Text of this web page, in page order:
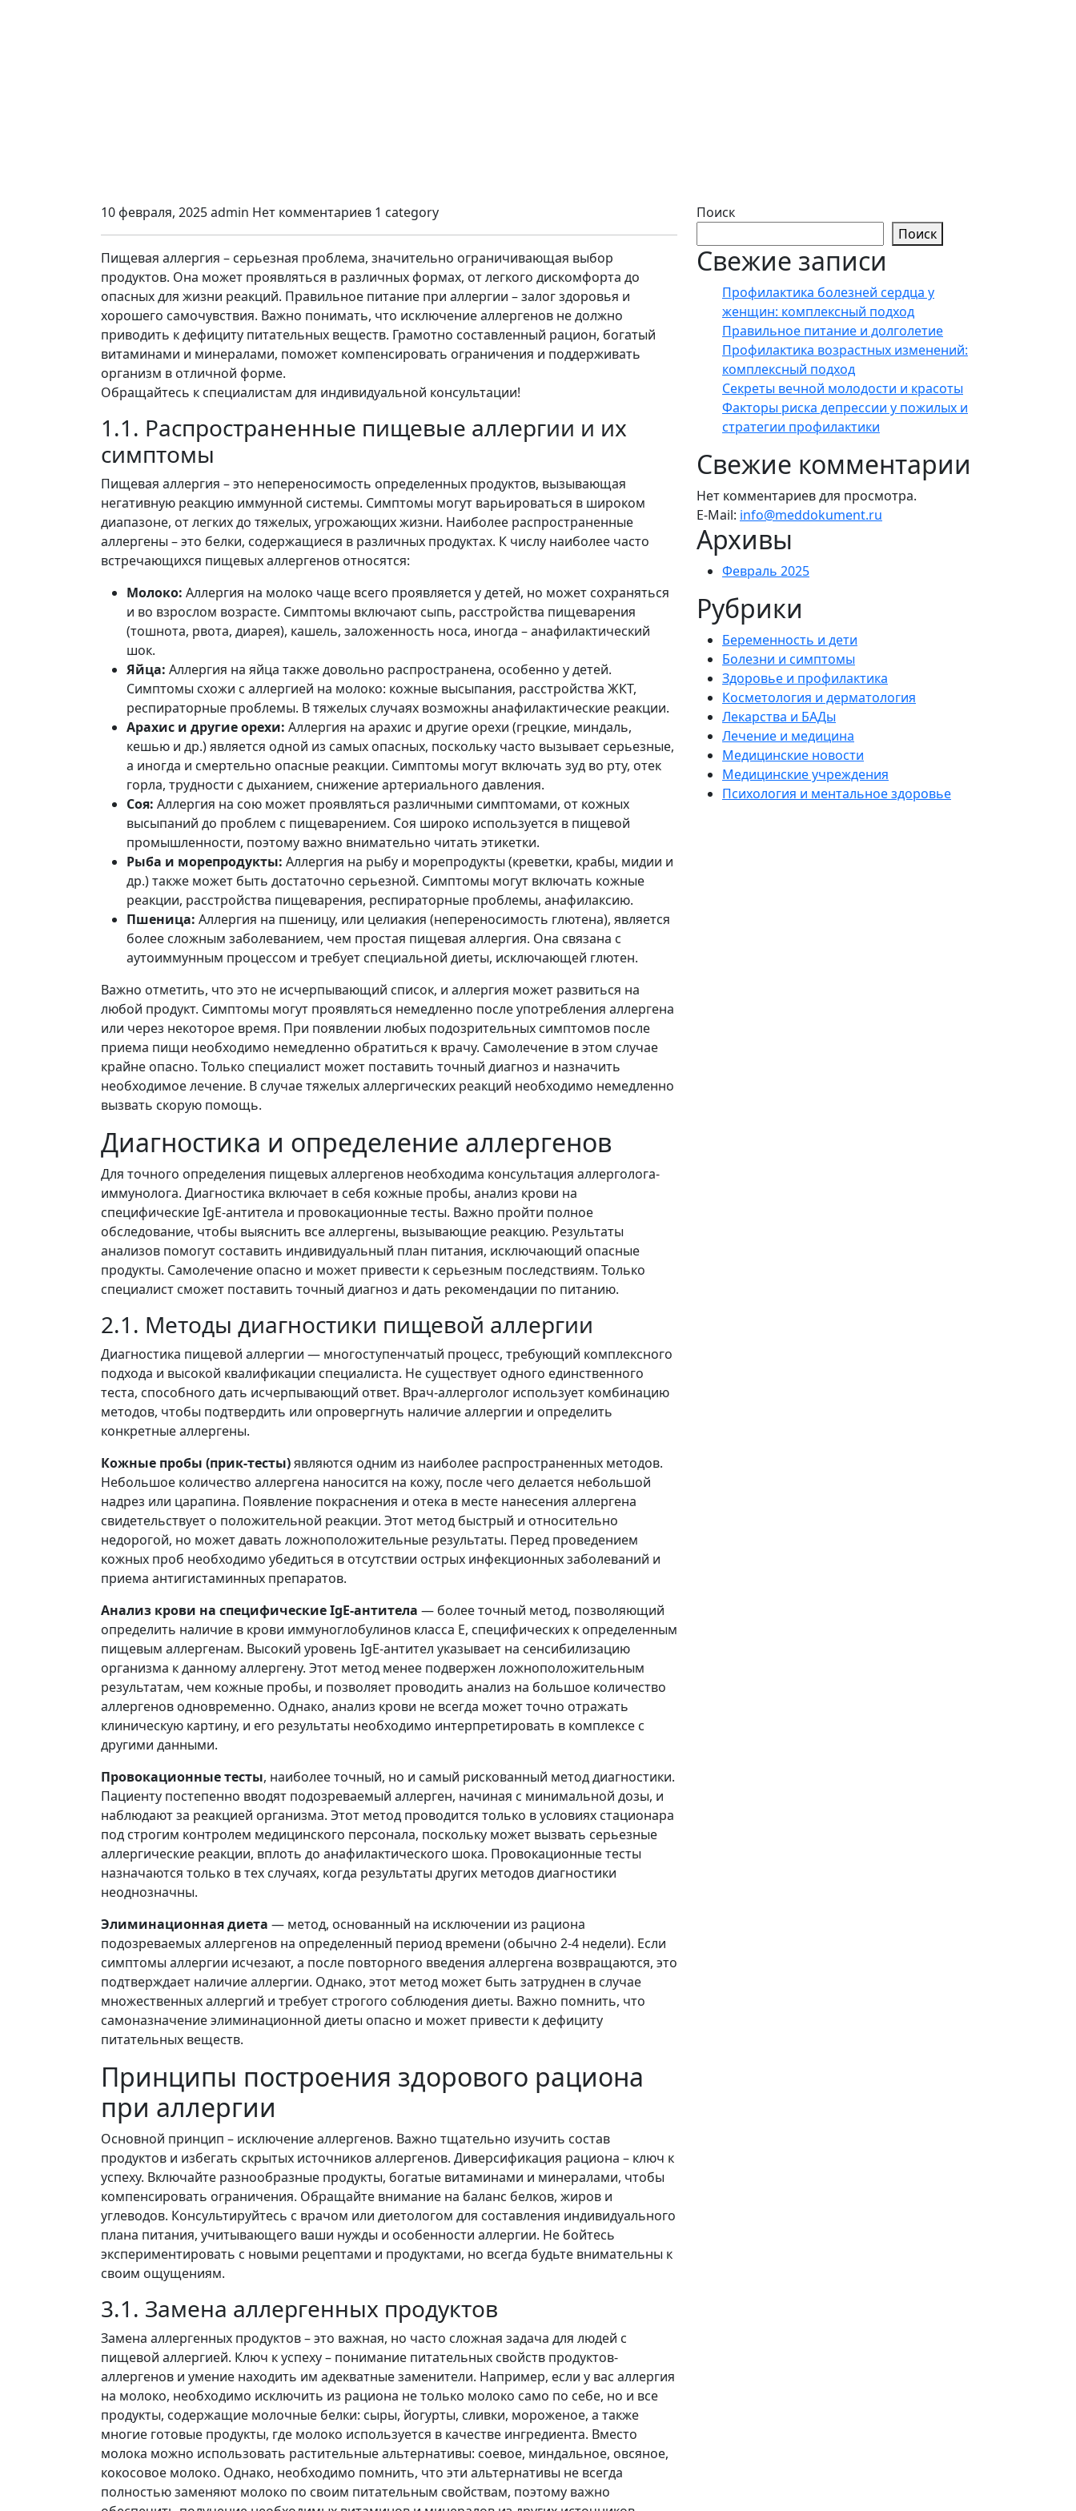
10 февраля, 2025admin Нет комментариев 1 category
Пищевая аллергия – серьезная проблема, значительно ограничивающая выбор
продуктов. Она может проявляться в различных формах, от легкого дискомфорта до
опасных для жизни реакций. Правильное питание при аллергии – залог здоровья и
хорошего самочувствия. Важно понимать, что исключение аллергенов не должно
приводить к дефициту питательных веществ. Грамотно составленный рацион, богатый
витаминами и минералами, поможет компенсировать ограничения и поддерживать
организм в отличной форме.
Обращайтесь к специалистам для индивидуальной консультации!
1.1. Распространенные пищевые аллергии и их
симптомы
Пищевая аллергия – это непереносимость определенных продуктов, вызывающая
негативную реакцию иммунной системы. Симптомы могут варьироваться в широком
диапазоне, от легких до тяжелых, угрожающих жизни. Наиболее распространенные
аллергены – это белки, содержащиеся в различных продуктах. К числу наиболее часто
встречающихся пищевых аллергенов относятся:
Молоко: Аллергия на молоко чаще всего проявляется у детей, но может сохраняться
и во взрослом возрасте. Симптомы включают сыпь, расстройства пищеварения
(тошнота, рвота, диарея), кашель, заложенность носа, иногда – анафилактический
шок.
Яйца: Аллергия на яйца также довольно распространена, особенно у детей.
Симптомы схожи с аллергией на молоко: кожные высыпания, расстройства ЖКТ,
респираторные проблемы. В тяжелых случаях возможны анафилактические реакции.
Арахис и другие орехи: Аллергия на арахис и другие орехи (грецкие, миндаль,
кешью и др.) является одной из самых опасных, поскольку часто вызывает серьезные,
а иногда и смертельно опасные реакции. Симптомы могут включать зуд во рту, отек
горла, трудности с дыханием, снижение артериального давления.
Соя: Аллергия на сою может проявляться различными симптомами, от кожных
высыпаний до проблем с пищеварением. Соя широко используется в пищевой
промышленности, поэтому важно внимательно читать этикетки.
Рыба и морепродукты: Аллергия на рыбу и морепродукты (креветки, крабы, мидии и
др.) также может быть достаточно серьезной. Симптомы могут включать кожные
реакции, расстройства пищеварения, респираторные проблемы, анафилаксию.
Пшеница: Аллергия на пшеницу, или целиакия (непереносимость глютена), является
более сложным заболеванием, чем простая пищевая аллергия. Она связана с
аутоиммунным процессом и требует специальной диеты, исключающей глютен.
Важно отметить, что это не исчерпывающий список, и аллергия может развиться на
любой продукт. Симптомы могут проявляться немедленно после употребления аллергена
или через некоторое время. При появлении любых подозрительных симптомов после
приема пищи необходимо немедленно обратиться к врачу. Самолечение в этом случае
крайне опасно. Только специалист может поставить точный диагноз и назначить
необходимое лечение. В случае тяжелых аллергических реакций необходимо немедленно
вызвать скорую помощь.
Диагностика и определение аллергенов
Для точного определения пищевых аллергенов необходима консультация аллерголога-
иммунолога. Диагностика включает в себя кожные пробы, анализ крови на
специфические IgE-антитела и провокационные тесты. Важно пройти полное
обследование, чтобы выяснить все аллергены, вызывающие реакцию. Результаты
анализов помогут составить индивидуальный план питания, исключающий опасные
продукты. Самолечение опасно и может привести к серьезным последствиям. Только
специалист сможет поставить точный диагноз и дать рекомендации по питанию.
2.1. Методы диагностики пищевой аллергии
Диагностика пищевой аллергии — многоступенчатый процесс, требующий комплексного
подхода и высокой квалификации специалиста. Не существует одного единственного
теста, способного дать исчерпывающий ответ. Врач-аллерголог использует комбинацию
методов, чтобы подтвердить или опровергнуть наличие аллергии и определить
конкретные аллергены.
Кожные пробы (прик-тесты)являются одним из наиболее распространенных методов.
Небольшое количество аллергена наносится на кожу, после чего делается небольшой
надрез или царапина. Появление покраснения и отека в месте нанесения аллергена
свидетельствует о положительной реакции. Этот метод быстрый и относительно
недорогой, но может давать ложноположительные результаты. Перед проведением
кожных проб необходимо убедиться в отсутствии острых инфекционных заболеваний и
приема антигистаминных препаратов.
Анализ крови на специфические IgE-антитела — более точный метод, позволяющий
определить наличие в крови иммуноглобулинов класса E, специфических к определенным
пищевым аллергенам. Высокий уровень IgE-антител указывает на сенсибилизацию
организма к данному аллергену. Этот метод менее подвержен ложноположительным
результатам, чем кожные пробы, и позволяет проводить анализ на большое количество
аллергенов одновременно. Однако, анализ крови не всегда может точно отражать
клиническую картину, и его результаты необходимо интерпретировать в комплексе с
другими данными.
Провокационные тесты, наиболее точный, но и самый рискованный метод диагностики.
Пациенту постепенно вводят подозреваемый аллерген, начиная с минимальной дозы, и
наблюдают за реакцией организма. Этот метод проводится только в условиях стационара
под строгим контролем медицинского персонала, поскольку может вызвать серьезные
аллергические реакции, вплоть до анафилактического шока. Провокационные тесты
назначаются только в тех случаях, когда результаты других методов диагностики
неоднозначны.
Элиминационная диета — метод, основанный на исключении из рациона
подозреваемых аллергенов на определенный период времени (обычно 2-4 недели). Если
симптомы аллергии исчезают, а после повторного введения аллергена возвращаются, это
подтверждает наличие аллергии. Однако, этот метод может быть затруднен в случае
множественных аллергий и требует строгого соблюдения диеты. Важно помнить, что
самоназначение элиминационной диеты опасно и может привести к дефициту
питательных веществ.
Принципы построения здорового рациона
при аллергии
Основной принцип – исключение аллергенов. Важно тщательно изучить состав
продуктов и избегать скрытых источников аллергенов. Диверсификация рациона – ключ к
успеху. Включайте разнообразные продукты, богатые витаминами и минералами, чтобы
компенсировать ограничения. Обращайте внимание на баланс белков, жиров и
углеводов. Консультируйтесь с врачом или диетологом для составления индивидуального
плана питания, учитывающего ваши нужды и особенности аллергии. Не бойтесь
экспериментировать с новыми рецептами и продуктами, но всегда будьте внимательны к
своим ощущениям.
3.1. Замена аллергенных продуктов
Замена аллергенных продуктов – это важная, но часто сложная задача для людей с
пищевой аллергией. Ключ к успеху – понимание питательных свойств продуктов-
аллергенов и умение находить им адекватные заменители. Например, если у вас аллергия
на молоко, необходимо исключить из рациона не только молоко само по себе, но и все
продукты, содержащие молочные белки: сыры, йогурты, сливки, мороженое, а также
многие готовые продукты, где молоко используется в качестве ингредиента. Вместо
молока можно использовать растительные альтернативы: соевое, миндальное, овсяное,
кокосовое молоко. Однако, необходимо помнить, что эти альтернативы не всегда
полностью заменяют молоко по своим питательным свойствам, поэтому важно
Поиск
Поиск
Свежие записи
Профилактика болезней сердца у
женщин: комплексный подход
Правильное питание и долголетие
Профилактика возрастных изменений:
комплексный подход
Секреты вечной молодости и красоты
Факторы риска депрессии у пожилых и
стратегии профилактики
Свежие комментарии
Нет комментариев для просмотра.
E-Mail: info@meddokument.ru
Архивы
Февраль 2025
Рубрики
Беременность и дети
Болезни и симптомы
Здоровье и профилактика
Косметология и дерматология
Лекарства и БАДы
Лечение и медицина
Медицинские новости
Медицинские учреждения
Психология и ментальное здоровье